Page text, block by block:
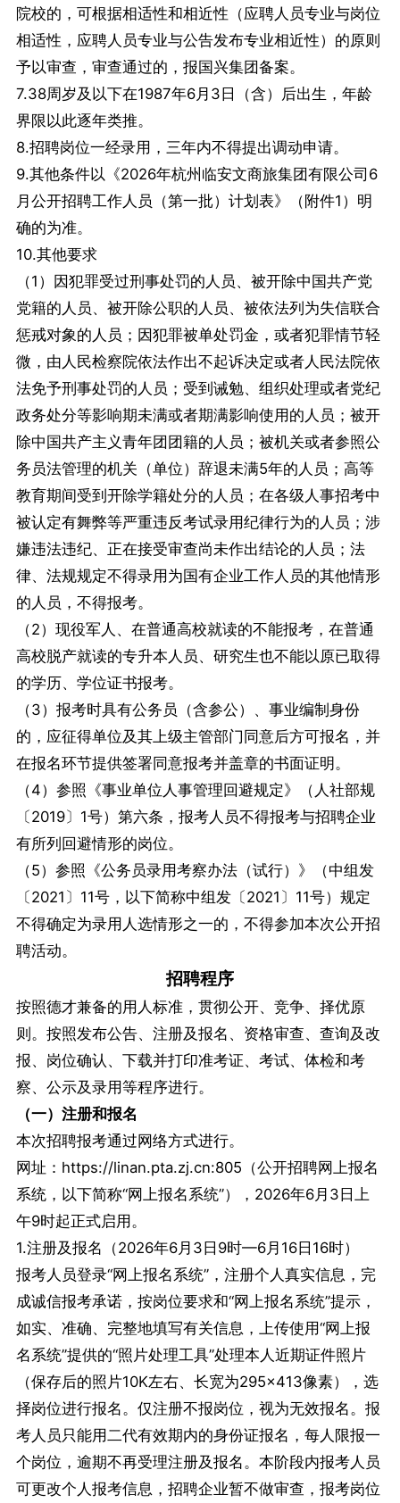
院校的，可根据相适性和相近性（应聘人员专业与岗位
相适性，应聘人员专业与公告发布专业相近性）的原则
予以审查，审查通过的，报国兴集团备案。
7.38周岁及以下在1987年6月3日（含）后出生，年龄
界限以此逐年类推。
8.招聘岗位一经录用，三年内不得提出调动申请。
9.其他条件以《2026年杭州临安文商旅集团有限公司6
月公开招聘工作人员（第一批）计划表》（附件1）明
确的为准。
10.其他要求
（1）因犯罪受过刑事处罚的人员、被开除中国共产党
党籍的人员、被开除公职的人员、被依法列为失信联合
惩戒对象的人员；因犯罪被单处罚金，或者犯罪情节轻
微，由人民检察院依法作出不起诉决定或者人民法院依
法免予刑事处罚的人员；受到诫勉、组织处理或者党纪
政务处分等影响期未满或者期满影响使用的人员；被开
除中国共产主义青年团团籍的人员；被机关或者参照公
务员法管理的机关（单位）辞退未满5年的人员；高等
教育期间受到开除学籍处分的人员；在各级人事招考中
被认定有舞弊等严重违反考试录用纪律行为的人员；涉
嫌违法违纪、正在接受审查尚未作出结论的人员；法
律、法规规定不得录用为国有企业工作人员的其他情形
的人员，不得报考。
（2）现役军人、在普通高校就读的不能报考，在普通
高校脱产就读的专升本人员、研究生也不能以原已取得
的学历、学位证书报考。
（3）报考时具有公务员（含参公）、事业编制身份
的，应征得单位及其上级主管部门同意后方可报名，并
在报名环节提供签署同意报考并盖章的书面证明。
（4）参照《事业单位人事管理回避规定》（人社部规
〔2019〕1号）第六条，报考人员不得报考与招聘企业
有所列回避情形的岗位。
（5）参照《公务员录用考察办法（试行）》（中组发
〔2021〕11号，以下简称中组发〔2021〕11号）规定
不得确定为录用人选情形之一的，不得参加本次公开招
聘活动。
招聘程序
按照德才兼备的用人标准，贯彻公开、竞争、择优原
则。按照发布公告、注册及报名、资格审查、查询及改
报、岗位确认、下载并打印准考证、考试、体检和考
察、公示及录用等程序进行。
（一）注册和报名
本次招聘报考通过网络方式进行。
网址：https://linan.pta.zj.cn:805（公开招聘网上报名
系统，以下简称“网上报名系统”），2026年6月3日上
午9时起正式启用。
1.注册及报名（2026年6月3日9时—6月16日16时）
报考人员登录“网上报名系统”，注册个人真实信息，完
成诚信报考承诺，按岗位要求和“网上报名系统”提示，
如实、准确、完整地填写有关信息，上传使用“网上报
名系统”提供的“照片处理工具”处理本人近期证件照片
（保存后的照片10K左右、长宽为295×413像素），选
择岗位进行报名。仅注册不报岗位，视为无效报名。报
考人员只能用二代有效期内的身份证报名，每人限报一
个岗位，逾期不再受理注册及报名。本阶段内报考人员
可更改个人报考信息，招聘企业暂不做审查，报考岗位